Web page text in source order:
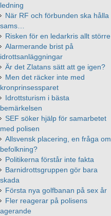
ledning
När RF och förbunden ska hålla
sams…
Risken för en ledarkris allt större
Alarmerande brist på
idrottsanläggningar
Är det Zlatans sätt att ge igen?
Men det räcker inte med
kronprinsessparet
Idrottsturism i bästa
bemärkelsen
SEF söker hjälp för samarbetet
med polisen
Allsvensk placering, en fråga om
befolkning?
Politikerna förstår inte fakta
Barnidrottsgruppen gör bara
skada
Första nya golfbanan på sex år
Fler reagerar på polisens
agerande